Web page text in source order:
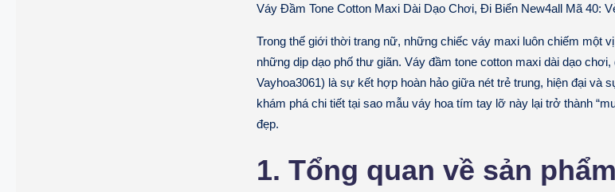
Váy Đầm Tone Cotton Maxi Dài Dạo Chơi, Đi Biển New4all Mã 40:
Trong thế giới thời trang nữ, những chiếc váy maxi luôn chiếm một
những dịp dạo phố thư giãn. Váy đầm tone cotton maxi dài dạo
Vayhoa3061) là sự kết hợp hoàn hảo giữa nét trẻ trung, hiện đại và
khám phá chi tiết tại sao mẫu váy hoa tím tay lỡ này lại trở thành
đẹp.
1. Tổng quan về sản